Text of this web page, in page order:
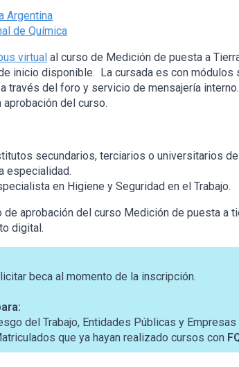
Argentina
de Química
virtual al curso de Medición de puesta a
inicio disponible. La cursada es con
través del foro y servicio de mensajería interno.
aprobación del curso.
secundarios, terciarios o universitarios
especialidad.
en Higiene y Seguridad en el Trabajo.
aprobación del curso Medición de puesta a
digital.
beca al momento de la inscripción.
del Trabajo, Entidades Públicas y
que ya hayan realizado cursos con